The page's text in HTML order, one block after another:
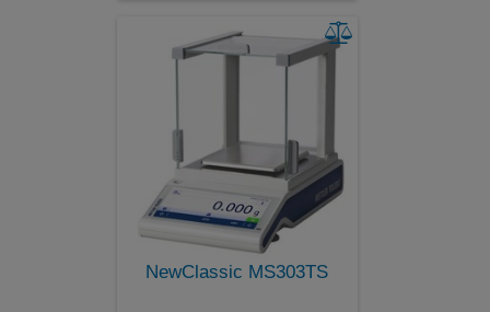
NewClassic MS303TS